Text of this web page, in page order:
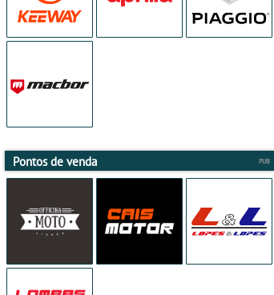
Pontos de venda